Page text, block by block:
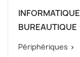
INFORMATIQUE
BUREAUTIQUE
Périphériques 